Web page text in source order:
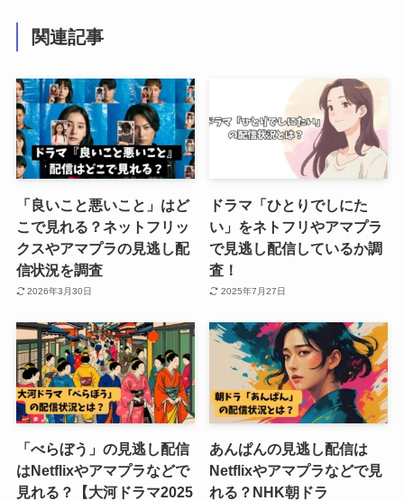
関連記事
「良いこと悪いこと」はど
こで見れる？ネットフリッ
クスやアマプラの見逃し配
信状況を調査
2026年3月30日
ドラマ「ひとりでしにた
い」をネトフリやアマプラ
で見逃し配信しているか調
査！
2025年7月27日
「べらぼう」の見逃し配信
はNetflixやアマプラなどで
見れる？【大河ドラマ2025
あんぱんの見逃し配信は
Netflixやアマプラなどで見
れる？NHK朝ドラ